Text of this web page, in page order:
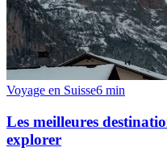
Voyage en Suisse6 min
Les meilleures
explorer